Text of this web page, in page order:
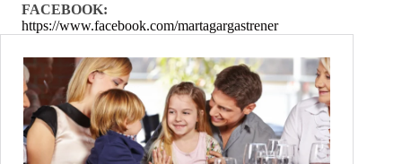
FACEBOOK:
https://www.facebook.com/martagargastrener